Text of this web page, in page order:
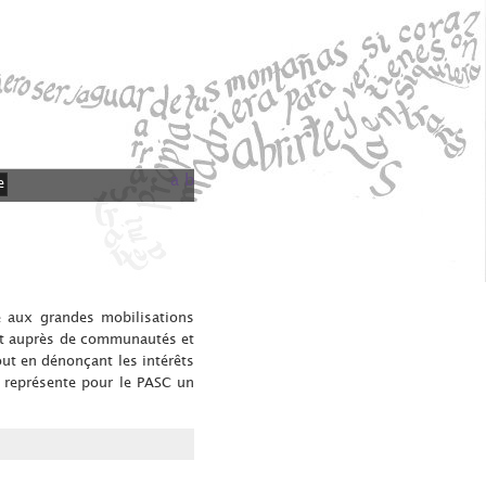
a b
aux grandes mobilisations
auprès de communautés et
en dénonçant les intérêts
pour le PASC un